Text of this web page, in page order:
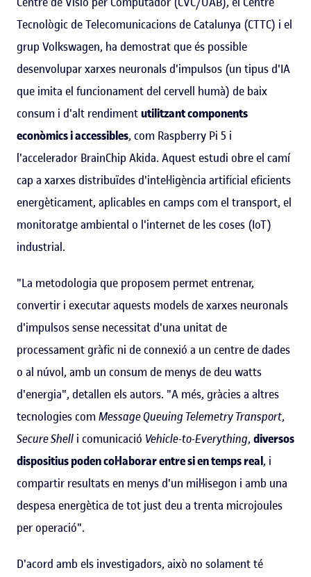
Tecnològic de Telecomunicacions de Catalunya (CTTC) i el
grup Volkswagen, ha demostrat que és possible
desenvolupar xarxes neuronals d'impulsos (un tipus d'IA
que imita el funcionament del cervell humà) de baix
consum i d'alt rendimentutilitzant components
econòmics i accessibles, com Raspberry Pi 5 i
l'accelerador BrainChip Akida. Aquest estudi obre el camí
cap a xarxes distribuïdes d'intel·ligència artificial eficients
energèticament, aplicables en camps com el transport, el
monitoratge ambiental o l'internet de les coses (IoT)
industrial.
"La metodologia que proposem permet entrenar,
convertir i executar aquests models de xarxes neuronals
d'impulsos sense necessitat d'una unitat de
processament gràfic ni de connexió a un centre de dades
o al núvol, amb un consum de menys de deu watts
d'energia", detallen els autors. "A més, gràcies a altres
tecnologies com Message Queuing Telemetry Transport,
Secure Shell i comunicació Vehicle-to-Everything, diversos
dispositius poden col·laborar entre si en temps real, i
compartir resultats en menys d'un mil·lisegon i amb una
despesa energètica de tot just deu a trenta microjoules
per operació".
D'acord amb els investigadors, això no solament té